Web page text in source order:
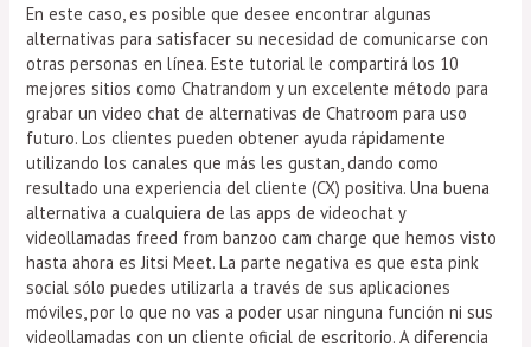
En este caso, es posible que desee encontrar algunas
alternativas para satisfacer su necesidad de comunicarse con
otras personas en línea. Este tutorial le compartirá los 10
mejores sitios como Chatrandom y un excelente método para
grabar un video chat de alternativas de Chatroom para uso
futuro. Los clientes pueden obtener ayuda rápidamente
utilizando los canales que más les gustan, dando como
resultado una experiencia del cliente (CX) positiva. Una buena
alternativa a cualquiera de las apps de videochat y
videollamadas freed from banzoo cam charge que hemos visto
hasta ahora es Jitsi Meet. La parte negativa es que esta pink
social sólo puedes utilizarla a través de sus aplicaciones
móviles, por lo que no vas a poder usar ninguna función ni sus
videollamadas con un cliente oficial de escritorio. A diferencia